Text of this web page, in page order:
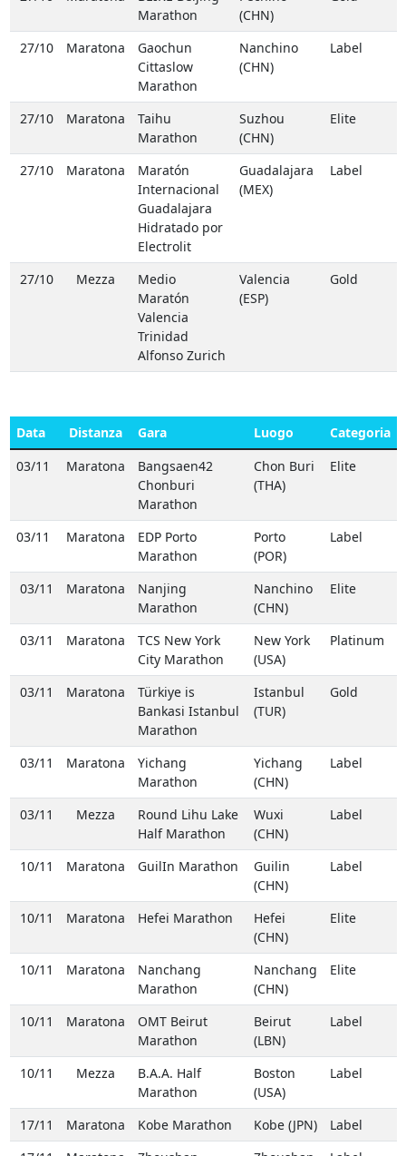
Marathon
(CHN)
27/10 Maratona
Gaochun
Cittaslow
Marathon
Nanchino
(CHN)
Label
27/10 Maratona
Taihu
Marathon
Suzhou
(CHN)
Elite
27/10 Maratona
Maratón
Internacional
Guadalajara
Hidratado por
Electrolit
Guadalajara
(MEX)
Label
27/10 Mezza
Medio
Maratón
Valencia
Trinidad
Alfonso Zurich
Valencia
(ESP)
Gold
Data Distanza Gara Luogo
Categoria
03/11
Maratona
Bangsaen42
Chonburi
Marathon
Chon Buri
(THA)
Elite
03/11 Maratona
EDP Porto
Marathon
Porto
(POR)
Label
03/11 Maratona
Nanjing
Marathon
Nanchino
(CHN)
Elite
03/11 Maratona
TCS New York
City Marathon
New York
(USA)
Platinum
03/11 Maratona
Türkiye is
Bankasi Istanbul
Marathon
Istanbul
(TUR)
Gold
03/11 Maratona
Yichang
Marathon
Yichang
(CHN)
Label
03/11 Mezza
Round Lihu Lake
Half Marathon
Wuxi
(CHN)
Label
10/11 Maratona GuilIn Marathon
Guilin
(CHN)
Label
10/11 Maratona Hefei Marathon
Hefei
(CHN)
Elite
10/11 Maratona
Nanchang
Marathon
Nanchang
(CHN)
Elite
10/11 Maratona
OMT Beirut
Marathon
Beirut
(LBN)
Label
10/11 Mezza
B.A.A. Half
Marathon
Boston
(USA)
Label
17/11 Maratona Kobe Marathon Kobe (JPN)
Label